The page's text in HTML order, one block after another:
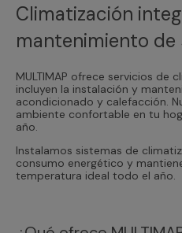
Climatización
mantenimiento de
MULTIMAP ofrece servicios de
incluyen la instalación y
acondicionado y calefacción.
ambiente confortable en tu
año.
Instalamos sistemas de
consumo energético y
temperatura ideal todo el año.